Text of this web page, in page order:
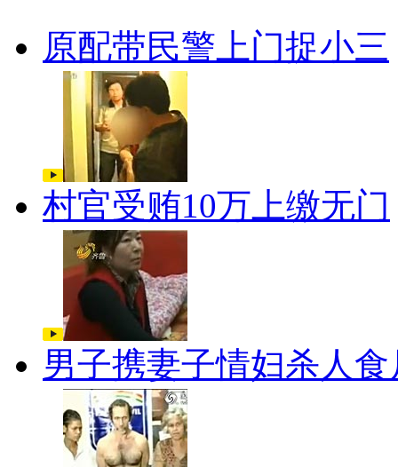
原配带民警上门捉小三
村官受贿10万上缴无门
男子携妻子情妇杀人食